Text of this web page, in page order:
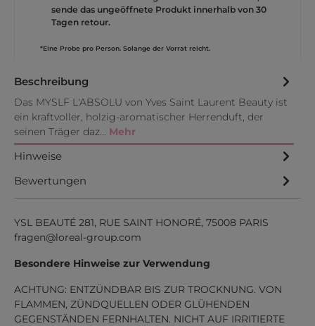
sende das ungeöffnete Produkt innerhalb von 30
Tagen retour.
*Eine Probe pro Person. Solange der Vorrat reicht.
Beschreibung
Das MYSLF L'ABSOLU von Yves Saint Laurent Beauty ist
ein kraftvoller, holzig-aromatischer Herrenduft, der
seinen Träger daz… Mehr
Hinweise
Bewertungen
YSL BEAUTÉ 281, RUE SAINT HONORÉ, 75008 PARIS
fragen@loreal-group.com
Besondere Hinweise zur Verwendung
ACHTUNG: ENTZÜNDBAR BIS ZUR TROCKNUNG. VON
FLAMMEN, ZÜNDQUELLEN ODER GLÜHENDEN
GEGENSTÄNDEN FERNHALTEN. NICHT AUF IRRITIERTE